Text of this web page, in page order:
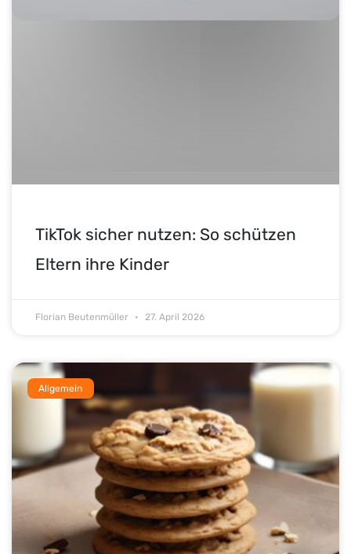
TikTok sicher nutzen: So schützen
Eltern ihre Kinder
Florian Beutenmüller 27. April 2026
Allgemein